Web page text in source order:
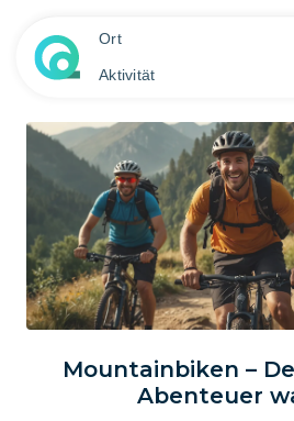
Ort
Aktivität
Mountainbiken –
Abenteuer